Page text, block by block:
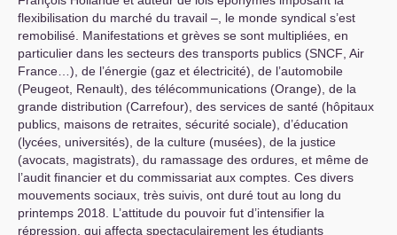
flexibilisation du marché du travail –, le monde syndical s’est
remobilisé. Manifestations et grèves se sont multipliées, en
particulier dans les secteurs des transports publics (SNCF , Air
France…), de l’énergie (gaz et électricité), de l’automobile
(Peugeot, Renault), des télécommunications (Orange), de la
grande distribution (Carrefour), des services de santé (hôpitaux
publics, maisons de retraites, sécurité sociale), d’éducation
(lycées, universités), de la culture (musées), de la justice
(avocats, magistrats), du ramassage des ordures, et même de
l’audit financier et du commissariat aux comptes. Ces divers
mouvements sociaux, très suivis, ont duré tout au long du
printemps 2018. L’attitude du pouvoir fut d’intensifier la
répression, qui affecta spectaculairement les étudiants